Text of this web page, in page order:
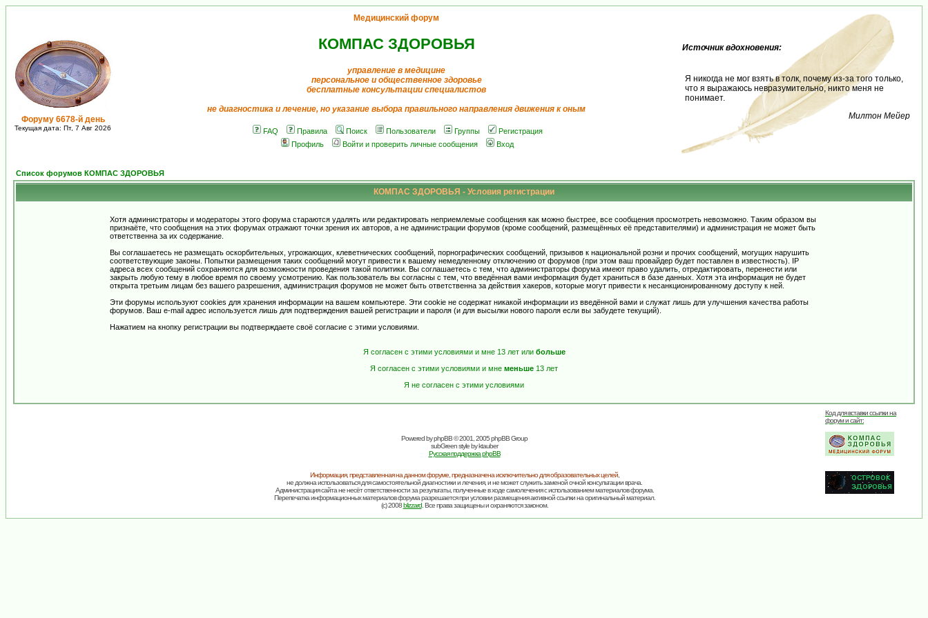
Форуму 6678-й день
Текущая дата: Пт, 7 Авг 2026
Медицинский форум
КОМПАС ЗДОРОВЬЯ
управление в медицине
персональное и общественное здоровье
бесплатные консультации специалистов
не диагностика и лечение, но указание выбора правильного направления движения к оным
FAQ Правила Поиск Пользователи Группы
Регистрация
Профиль
Войти и проверить личные сообщения Вход
Источник вдохновения:
Я никогда не мог взять в толк, почему из-за того только,
что я выражаюсь невразумительно, никто меня не
понимает.
Милтон Мейер
Список форумов КОМПАС ЗДОРОВЬЯ
КОМПАС ЗДОРОВЬЯ - Условия регистрации
Хотя администраторы и модераторы этого форума стараются удалять или редактировать неприемлемые сообщения как можно быстрее, все сообщения просмотреть невозможно. Таким образом вы
признаёте, что сообщения на этих форумах отражают точки зрения их авторов, а не администрации форумов (кроме сообщений, размещённых её представителями) и администрация не может быть
ответственна за их содержание.
Вы соглашаетесь не размещать оскорбительных, угрожающих, клеветнических сообщений, порнографических сообщений, призывов к национальной розни и прочих сообщений, могущих нарушить
соответствующие законы. Попытки размещения таких сообщений могут привести к вашему немедленному отключению от форумов (при этом ваш провайдер будет поставлен в известность). IP
адреса всех сообщений сохраняются для возможности проведения такой политики. Вы соглашаетесь с тем, что администраторы форума имеют право удалить, отредактировать, перенести или
закрыть любую тему в любое время по своему усмотрению. Как пользователь вы согласны с тем, что введённая вами информация будет храниться в базе данных. Хотя эта информация не будет
открыта третьим лицам без вашего разрешения, администрация форумов не может быть ответственна за действия хакеров, которые могут привести к несанкционированному доступу к ней.
Эти форумы используют cookies для хранения информации на вашем компьютере. Эти cookie не содержат никакой информации из введённой вами и служат лишь для улучшения качества работы
форумов. Ваш e-mail адрес используется лишь для подтверждения вашей регистрации и пароля (и для высылки нового пароля если вы забудете текущий).
Нажатием на кнопку регистрации вы подтверждаете своё согласие с этими условиями.
Я согласен с этими условиями и мне 13 лет или больше
Я согласен с этими условиями и мне меньше 13 лет
Я не согласен с этими условиями
Powered byphpBB© 2001, 2005 phpBB Group
subGreen style byktauber
Русская поддержка phpBB
Код для вставки ссылки на
форум и сайт:
Информация, представленная на данном форуме, предназначена исключительно для образовательных целей,
не должна использоваться для самостоятельной диагностики и лечения, и не может служить заменой очной консультации врача.
Администрация сайта не несёт ответственности за результаты, полученные в ходе самолечения с использованием материалов форума.
Перепечатка информационных материалов форума разрешается при условии размещения активной ссылки на оригинальный материал.
(c) 2008blizzard. Все права защищены и охраняются законом.